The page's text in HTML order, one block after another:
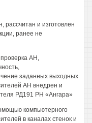
рассчитан и изготовлен
ранее не
АН,
заданных выходных
АН внедрен и
РД191 РН «Ангара»
компьютерного
в каналах стенок и